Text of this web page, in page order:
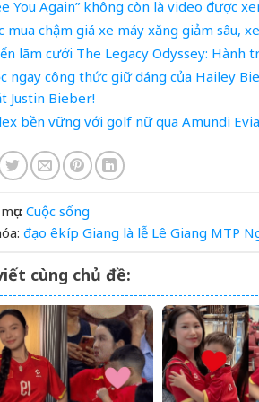
You Again” không còn là video được
mua chậm giá xe máy xăng giảm sâu,
lãm cưới The Legacy Odyssey: Hành
ngay công thức giữ dáng của Hailey
Justin Bieber!
bền vững với golf nữ qua Amundi
Cuộc sống
đạo êkíp Giang là lễ Lê Giang MTP
cùng chủ đề: